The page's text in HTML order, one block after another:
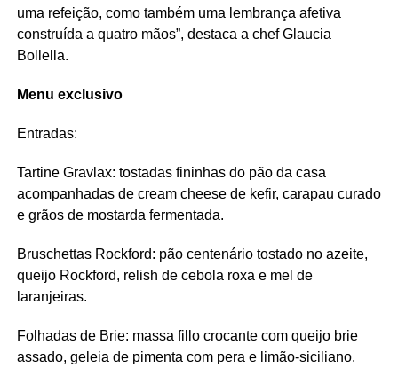
uma refeição, como também uma lembrança afetiva
construída a quatro mãos”, destaca a chef Glaucia
Bollella.
Menu exclusivo
Entradas:
Tartine Gravlax: tostadas fininhas do pão da casa
acompanhadas de cream cheese de kefir, carapau curado
e grãos de mostarda fermentada.
Bruschettas Rockford: pão centenário tostado no azeite,
queijo Rockford, relish de cebola roxa e mel de
laranjeiras.
Folhadas de Brie: massa fillo crocante com queijo brie
assado, geleia de pimenta com pera e limão-siciliano.